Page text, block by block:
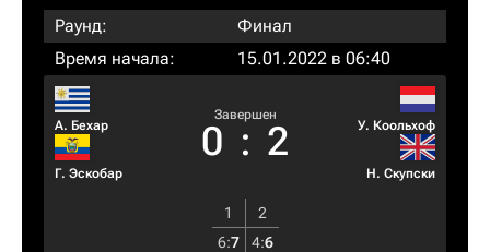
Раунд:
Финал
Время начала:
15.01.2022 в 06:40
А. Бехар
Г. Эскобар
Завершен
0 : 2 У. Коольхоф
Н. Скупски
1
2
6:7 4:6